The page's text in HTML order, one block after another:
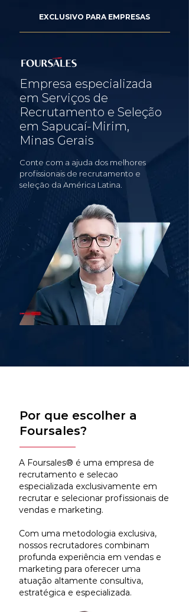
EXCLUSIVO PARA EMPRESAS
Empresa especializada
em Serviços de
Recrutamento e Seleção
em Sapucaí-Mirim,
Minas Gerais
Conte com a ajuda dos melhores
profissionais de recrutamento e
seleção da América Latina.
Por que escolher a
Foursales?
A Foursales® é uma empresa de
recrutamento e selecao
especializada exclusivamente em
recrutar e selecionar profissionais de
vendas e marketing.
Com uma metodologia exclusiva,
nossos recrutadores combinam
profunda experiência em vendas e
marketing para oferecer uma
atuação altamente consultiva,
estratégica e especializada.